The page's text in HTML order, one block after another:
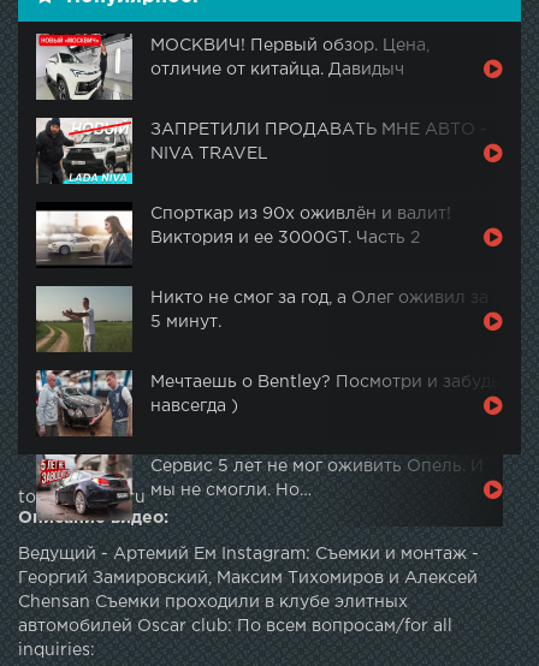
МОСКВИЧ! Первый обзор. Цена,
отличие от китайца. Давидыч
ЗАПРЕТИЛИ ПРОДАВАТЬ МНЕ АВТО -
NIVA TRAVEL
Спорткар из 90х оживлён и валит!
Виктория и ее 3000GT. Часть 2
Никто не смог за год, а Олег оживил за
5 минут.
Мечтаешь о Bentley? Посмотри и забудь
навсегда )
Сервис 5 лет не мог оживить Опель. И
мы не смогли. Но…
topautotube.ru
Описание видео:
Ведущий - Артемий Ем Instagram: Съемки и монтаж -
Георгий Замировский, Максим Тихомиров и Алексей
Chensan Съемки проходили в клубе элитных
автомобилей Oscar club: По всем вопросам/for all
inquiries: